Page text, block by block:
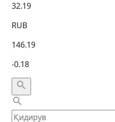
32.19
RUB
146.19
-0.18